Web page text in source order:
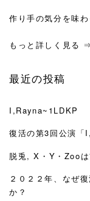
作り手の気分を味わ
もっと詳しく見る ⇒
最近の投稿
I,Rayna~1LDKP
復活の第3回公演「
脱兎, X・Y・Zooは
２０２２年、なぜ
か？